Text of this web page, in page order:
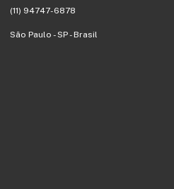
(11) 94747-6878
São Paulo - SP - Brasil